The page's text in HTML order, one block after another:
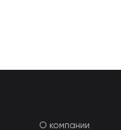
О компании